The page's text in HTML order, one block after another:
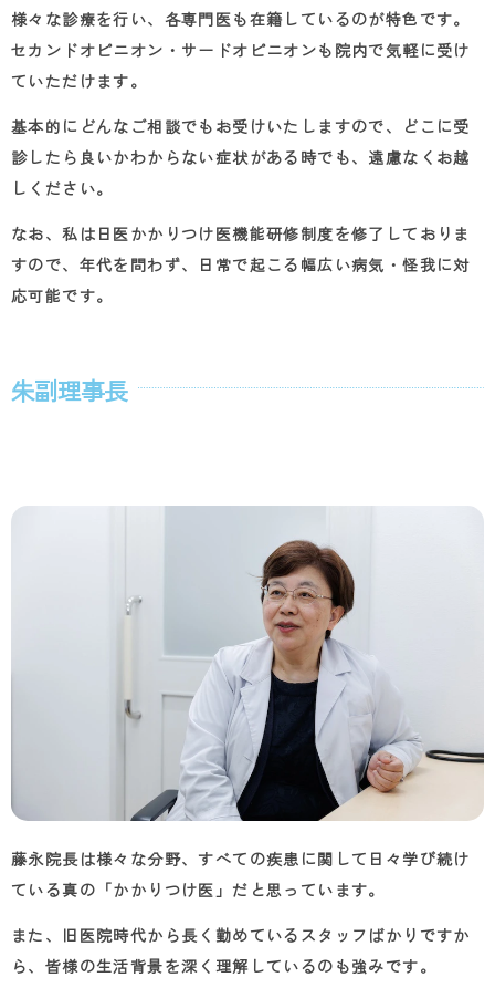
様々な診療を行い、各専門医も在籍しているのが特色です。
セカンドオピニオン・サードオピニオンも院内で気軽に受け
ていただけます。
基本的にどんなご相談でもお受けいたしますので、どこに受
診したら良いかわからない症状がある時でも、遠慮なくお越
しください。
なお、私は日医かかりつけ医機能研修制度を修了しておりま
すので、年代を問わず、日常で起こる幅広い病気・怪我に対
応可能です。
朱副理事長
藤永院長は様々な分野、すべての疾患に関して日々学び続け
ている真の「かかりつけ医」だと思っています。
また、旧医院時代から長く勤めているスタッフばかりですか
ら、皆様の生活背景を深く理解しているのも強みです。